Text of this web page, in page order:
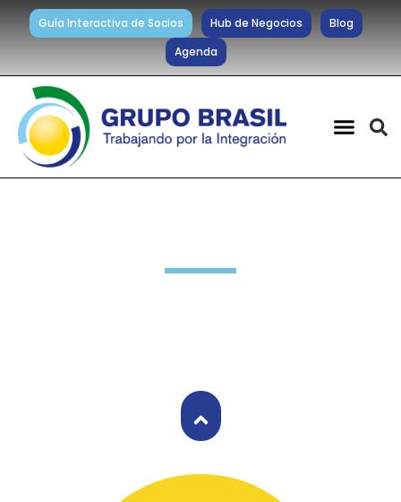
Guía Interactiva de Socios Hub de Negocios
Blog
Agenda